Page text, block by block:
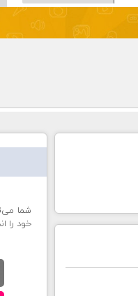
شما
خود را